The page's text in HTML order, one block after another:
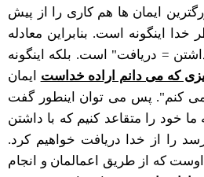
ایمان ها هم کاری را از پیش
خدا اینگونه است. بنابراین معادله
= دریافت" است. بلکه اینگونه
که می دانم اراده خداست ایمان
می کنم". پس می توان اینطور گفت
خود را متقاعد کنیم که با داشتن
را از خدا دریافت خواهیم کرد.
اوست که از طریق اعمالمان و انجام